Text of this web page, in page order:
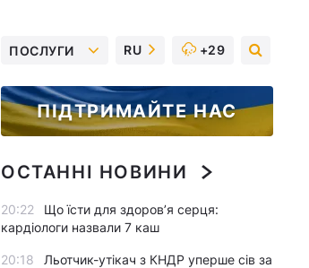
ПОСЛУГИ RU +29
ПІДТРИМАЙТЕ НАС
ОСТАННІ НОВИНИ
20:22
Що їсти для здоров’я серця:
кардіологи назвали 7 каш
20:18
Льотчик-утікач з КНДР уперше сів за